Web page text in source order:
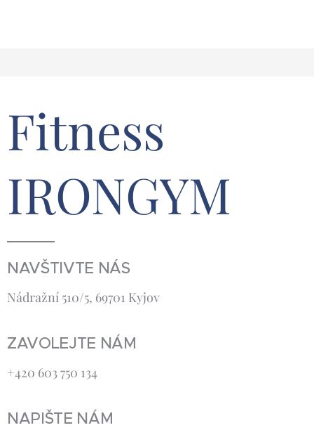
Fitness
IRONGYM
NAVŠTIVTE NÁS
Nádražní 510/5, 69701 Kyjov
ZAVOLEJTE NÁM
+420 603 750 134
NAPIŠTE NÁM